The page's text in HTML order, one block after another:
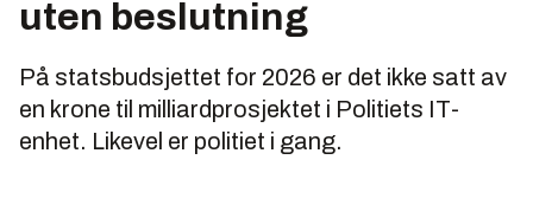
uten beslutning
På statsbudsjettet for 2026 er det ikke satt av
en krone til milliardprosjektet i Politiets IT-
enhet. Likevel er politiet i gang.